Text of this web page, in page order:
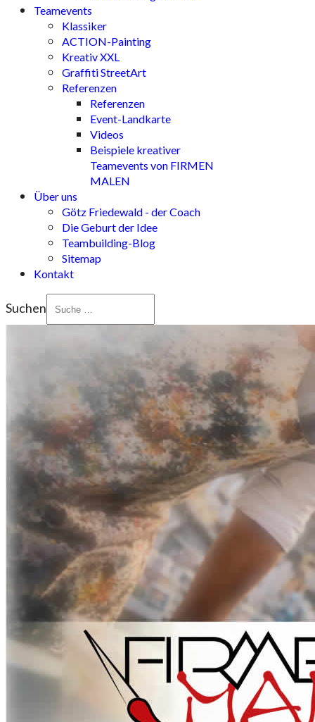
Teamevents
Klassiker
ACTION-Painting
Kreativ XXL
Graffiti StreetArt
Referenzen
Referenzen
Event-Landkarte
Videos
Beispiele kreativer
Teamevents von FIRMEN
MALEN
Über uns
Götz Friedewald - der Coach
Die Geburt der Idee
Teambuilding-Blog
Sitemap
Kontakt
Suchen